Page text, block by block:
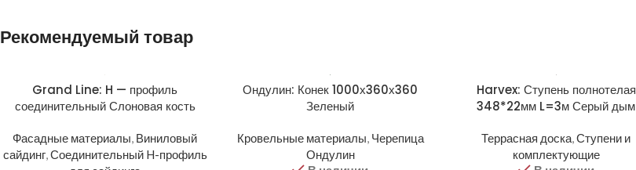
Рекомендуемый товар
Grand Line: H — профиль
соединительный Слоновая кость
Фасадные материалы, Виниловый
сайдинг,Соединительный H-профиль
Ондулин: Конек 1000х360х360
Зеленый
Кровельные материалы, Черепица
Ондулин
Harvex: Ступень полнотелая
348*22мм L=3м Серый дым
Террасная доска,Ступени и
комплектующие